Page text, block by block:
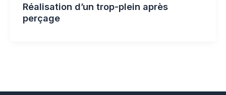
Réalisation d’un trop-plein après
perçage